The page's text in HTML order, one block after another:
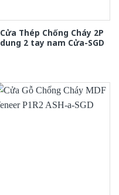
Cửa Thép Chống Cháy 2P
dung 2 tay nam Cửa-SGD